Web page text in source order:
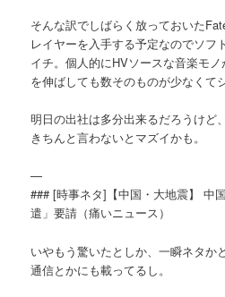
そんな訳でしばらく放っておいた
レイヤーを入手する予定なのでソフ
イチ。個人的にHVソースな音楽モ
を伸ばしても数そのものが少なくて
明日の出社は多分出来るだろうけど
きちんと言わないとマズイかも。
—
### [時事ネタ]【中国・大地震】 中
遣」要請（痛いニュース）
いやもう驚いたとしか、一瞬ネタか
通信とかにも載ってるし。